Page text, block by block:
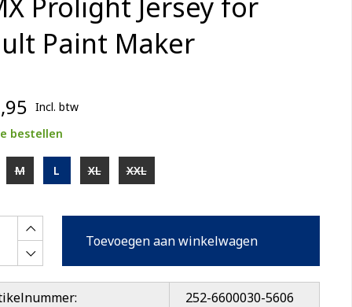
Paint Maker
Incl. btw
bestellen
M L XL XXL
Toevoegen aan winkelwagen
252-6600030-5606